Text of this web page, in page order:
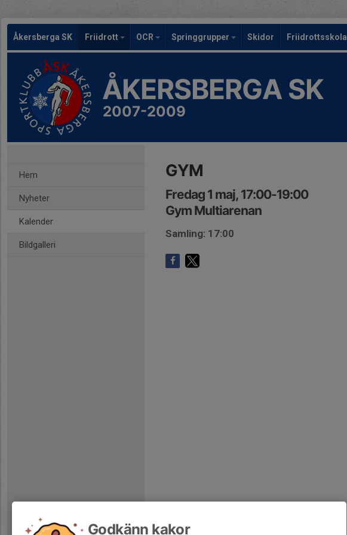
Åkersberga SK Friidrott OCR Springgrupper Skidor Friidrottsskola
ÅKERSBERGA SK
2007-2009
Hem
Nyheter
Kalender
Bildgalleri
GYM
Fredag 1 maj, 17:00-19:00
Gym Multiarenan
Samling: 17:00
Godkänn kakor